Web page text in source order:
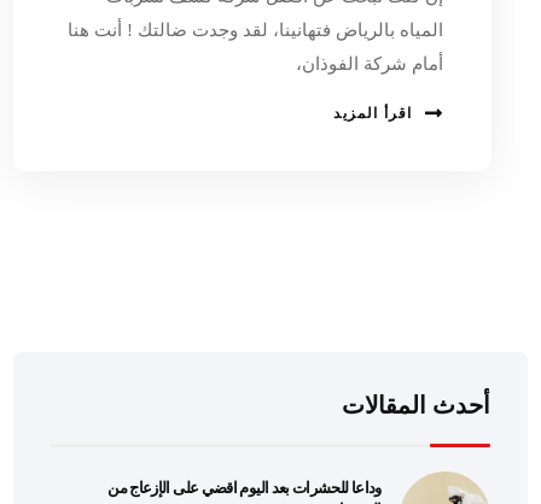
المياه بالرياض فتهانينا، لقد وجدت ضالتك ! أنت هنا
أمام شركة الفوذان،
اقرأ المزيد
أحدث المقالات
وداعا للحشرات بعد اليوم اقضي على الإزعاج من